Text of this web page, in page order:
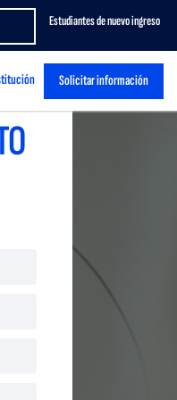
Estudiantes de nuevo ingreso
Solicitar información